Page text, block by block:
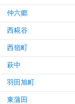
仲六郷
西糀谷
西嶺町
萩中
羽田旭町
東蒲田